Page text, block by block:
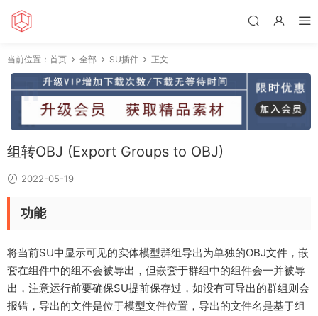
当前位置： 首页 全部 SU插件 正文
组转OBJ (Export Groups to OBJ)
2022-05-19
功能
将当前SU中显示可见的实体模型群组导出为单独的OBJ文件，嵌
套在组件中的组不会被导出，但嵌套于群组中的组件会一并被导
出，注意运行前要确保SU提前保存过，如没有可导出的群组则会
报错，导出的文件是位于模型文件位置，导出的文件名是基于组